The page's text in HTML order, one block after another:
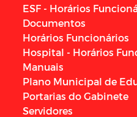
ESF - Horários
Documentos
Horários Funcionários
Hospital - Horários
Manuais
Plano Municipal de
Portarias do Gabinete
Servidores